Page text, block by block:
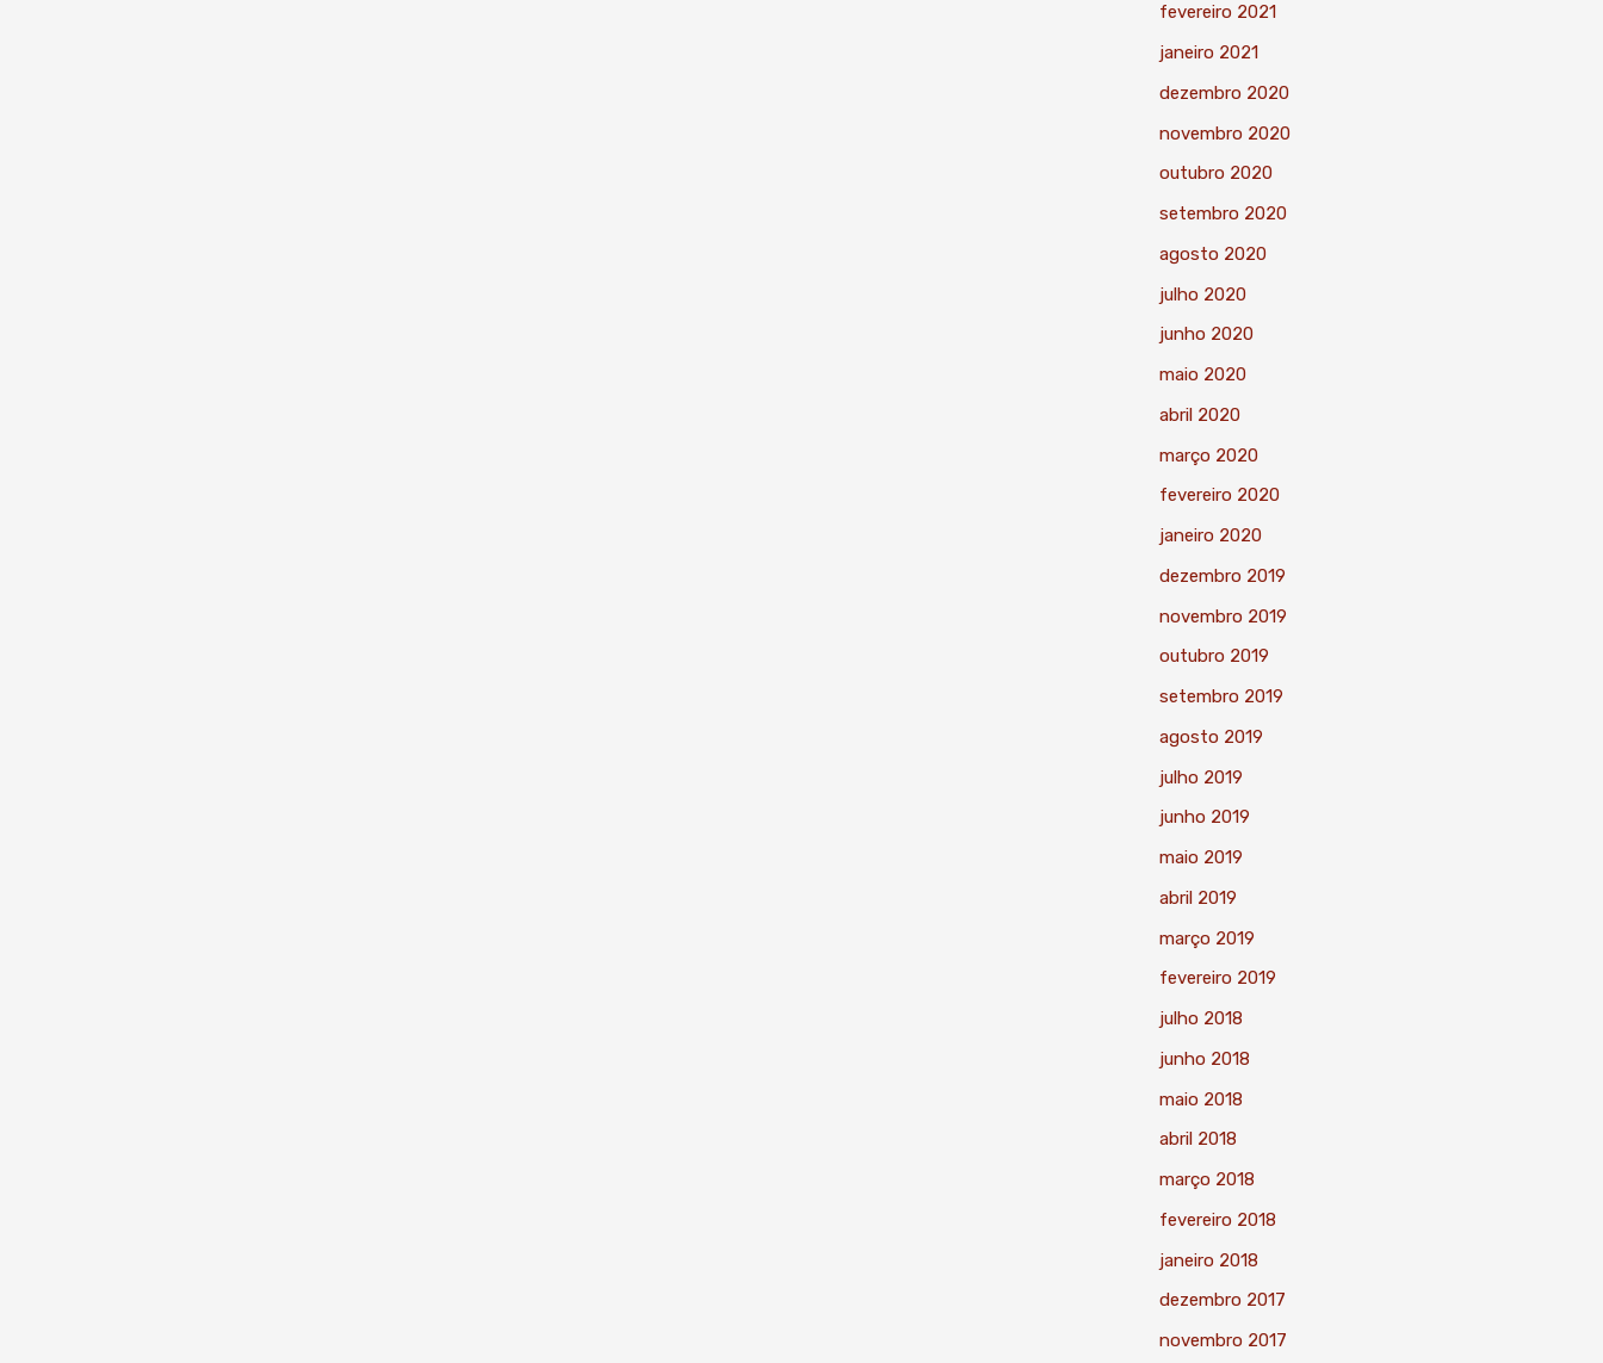
fevereiro 2021
janeiro 2021
dezembro 2020
novembro 2020
outubro 2020
setembro 2020
agosto 2020
julho 2020
junho 2020
maio 2020
abril 2020
março 2020
fevereiro 2020
janeiro 2020
dezembro 2019
novembro 2019
outubro 2019
setembro 2019
agosto 2019
julho 2019
junho 2019
maio 2019
abril 2019
março 2019
fevereiro 2019
julho 2018
junho 2018
maio 2018
abril 2018
março 2018
fevereiro 2018
janeiro 2018
dezembro 2017
novembro 2017